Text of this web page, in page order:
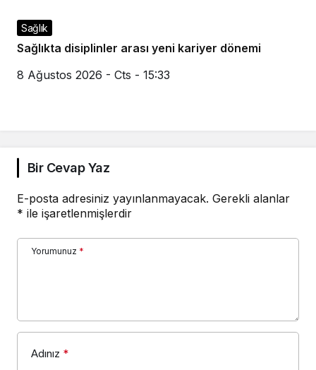
Sağlık
Sağlıkta disiplinler arası yeni kariyer dönemi
8 Ağustos 2026 - Cts - 15:33
Bir Cevap Yaz
E-posta adresiniz yayınlanmayacak. Gerekli alanlar
* ile işaretlenmişlerdir
Yorumunuz *
Adınız *